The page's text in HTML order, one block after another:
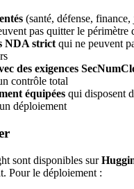
(santé, défense,
pas quitter le périmètre
NDA strict qui ne peuvent
des exigences
contrôle total
équipées qui disposent
déploiement
sont disponibles sur
Pour le déploiement :